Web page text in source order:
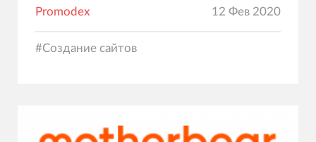
Promodex
12 Фев 2020
#Создание сайтов